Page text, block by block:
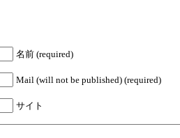
名前 (required)
Mail (will not be published) (required)
サイト